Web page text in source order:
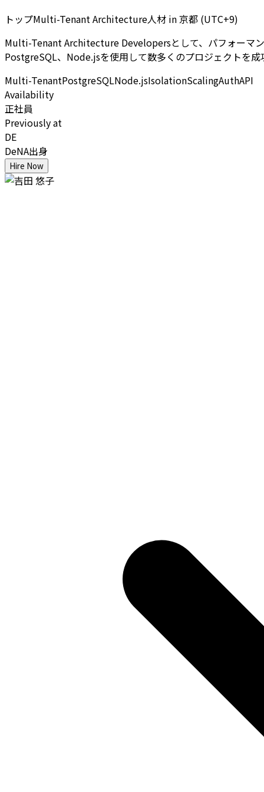
トップMulti-Tenant Architecture人材 in京都 (UTC+9)
Multi-Tenant Architecture Developersとして、パフォーマ
PostgreSQL、Node.jsを使用して数多くのプロジェクトを成
Multi-TenantPostgreSQLNode.jsIsolationScalingAuthAPI
Availability
正社員
Previously at
DE
DeNA出身
Hire Now